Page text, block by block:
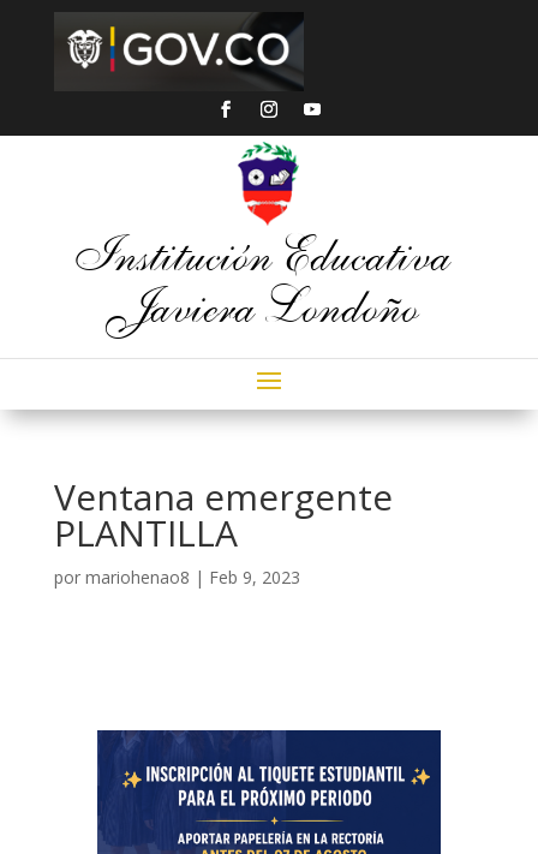
Institución Educativa
Javiera Londoño
Ventana emergente
PLANTILLA
por mariohenao8 | Feb 9, 2023